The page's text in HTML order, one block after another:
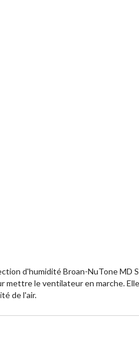
d'humidité Broan-NuTone
mettre le ventilateur en marche.
de l'air.